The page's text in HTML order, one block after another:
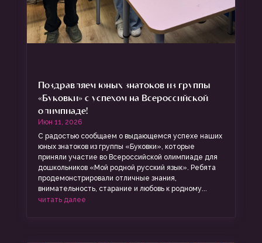
Поздравляем юных знатоков из группы
«Буковки» с успехом на Всероссийской
олимпиаде!
Июн 11, 2026
С радостью сообщаем о выдающемся успехе наших
юных знатоков из группы «Буковки», которые
приняли участие во Всероссийской олимпиаде для
дошкольников «Мой родной русский язык». Ребята
продемонстрировали отличные знания,
внимательность, старание и любовь к родному...
читать далее